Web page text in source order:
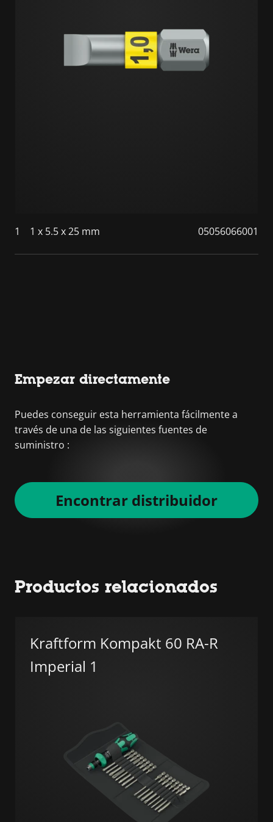
1 1 x 5.5 x 25 mm 05056066001
Empezar directamente
Puedes conseguir esta herramienta fácilmente a
través de una de las siguientes fuentes de
suministro :
Encontrar distribuidor
Productos relacionados
Kraftform Kompakt 60 RA-R
Imperial 1